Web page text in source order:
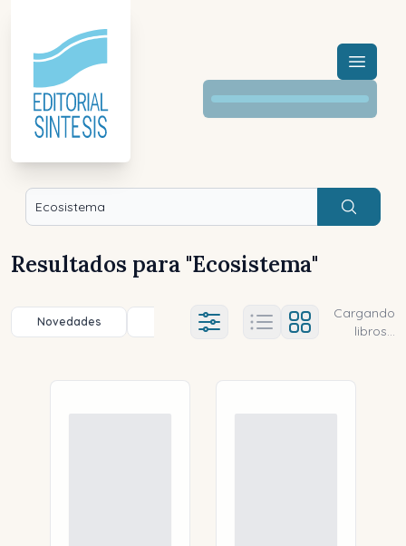
Menú
Buscar
Resultados para "Ecosistema"
Novedades Título (a-z) Título (z-a)
Ajustes abierto
Cargando
libros...